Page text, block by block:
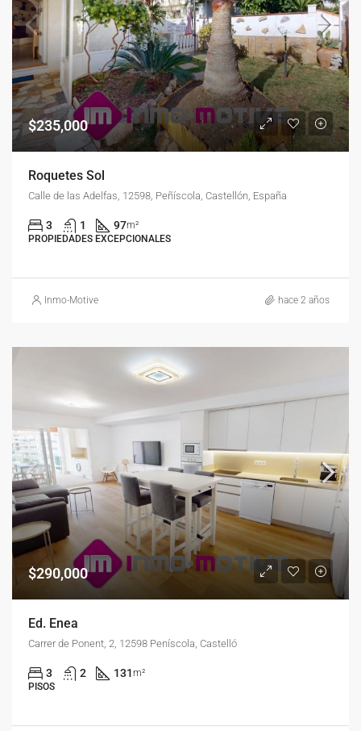
$235,000
Roquetes Sol
Calle de las Adelfas, 12598, Peñíscola, Castellón, España
3 1 97m²
PROPIEDADES EXCEPCIONALES
Inmo-Motive hace 2 años
$290,000
Ed. Enea
Carrer de Ponent, 2, 12598 Peníscola, Castelló
3 2 131m²
PISOS